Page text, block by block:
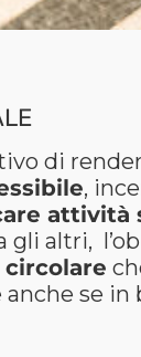
di
,
attività
gli altri,
se